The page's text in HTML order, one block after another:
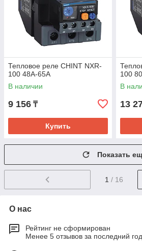
Тепловое реле CHINT NXR-
100 48A-65A
В наличии
9 156 ₸
Купить
100
В
13
Показать
1 / 16
О нас
Рейтинг не сформирован
Менее 5 отзывов за последний год